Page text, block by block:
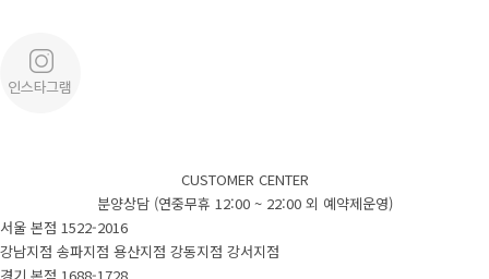
CUSTOMER CENTER
분양상담 (연중무휴 12:00 ~ 22:00 외 예약제운영)
서울 본점 1522-2016
강남지점 송파지점 용산지점 강동지점 강서지점